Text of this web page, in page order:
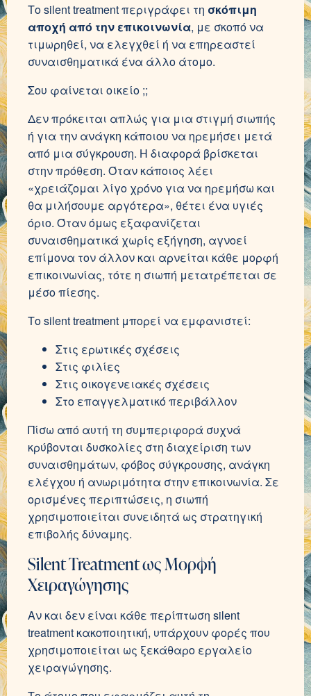
Το silent treatment περιγράφει τη σκόπιμη
αποχή από την επικοινωνία, με σκοπό να
τιμωρηθεί, να ελεγχθεί ή να επηρεαστεί
συναισθηματικά ένα άλλο άτομο.
Σου φαίνεται οικείο ;;
Δεν πρόκειται απλώς για μια στιγμή σιωπής
ή για την ανάγκη κάποιου να ηρεμήσει μετά
από μια σύγκρουση. Η διαφορά βρίσκεται
στην πρόθεση. Όταν κάποιος λέει
«χρειάζομαι λίγο χρόνο για να ηρεμήσω και
θα μιλήσουμε αργότερα», θέτει ένα υγιές
όριο. Όταν όμως εξαφανίζεται
συναισθηματικά χωρίς εξήγηση, αγνοεί
επίμονα τον άλλον και αρνείται κάθε μορφή
επικοινωνίας, τότε η σιωπή μετατρέπεται σε
μέσο πίεσης.
Το silent treatment μπορεί να εμφανιστεί:
Στις ερωτικές σχέσεις
Στις φιλίες
Στις οικογενειακές σχέσεις
Στο επαγγελματικό περιβάλλον
Πίσω από αυτή τη συμπεριφορά συχνά
κρύβονται δυσκολίες στη διαχείριση των
συναισθημάτων, φόβος σύγκρουσης, ανάγκη
ελέγχου ή ανωριμότητα στην επικοινωνία. Σε
ορισμένες περιπτώσεις, η σιωπή
χρησιμοποιείται συνειδητά ως στρατηγική
επιβολής δύναμης.
Silent Treatment ως Μορφή
Χειραγώγησης
Αν και δεν είναι κάθε περίπτωση silent
treatment κακοποιητική, υπάρχουν φορές που
χρησιμοποιείται ως ξεκάθαρο εργαλείο
χειραγώγησης.